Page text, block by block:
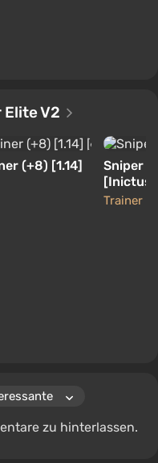
V2
(+8) [1.14]
Sniper
[Inictus
Trainer
zu hinterlassen.